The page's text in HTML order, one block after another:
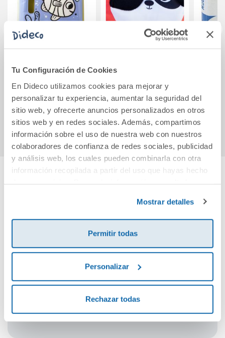
Tu Configuración de Cookies
En Dideco utilizamos cookies para mejorar y
personalizar tu experiencia, aumentar la seguridad del
sitio web, y ofrecerte anuncios personalizados en otros
sitios web y en redes sociales. Además, compartimos
información sobre el uso de nuestra web con nuestros
colaboradores de confianza de redes sociales, publicidad
y análisis web, los cuales pueden combinarla con otra
información recopilada a partir del uso que hayas hecho
Mostrar detalles
Permitir todas
Personalizar
Rechazar todas
7,95€
Comprar
19,50€
Comprar
Cuéntanos tu opinión
¡Sé el primero en valorar este producto!
Debes iniciar sesión para poder valorarlo